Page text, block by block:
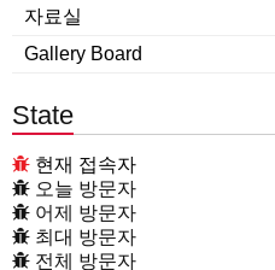
자료실
Gallery Board
State
현재 접속자
오늘 방문자
어제 방문자
최대 방문자
전체 방문자